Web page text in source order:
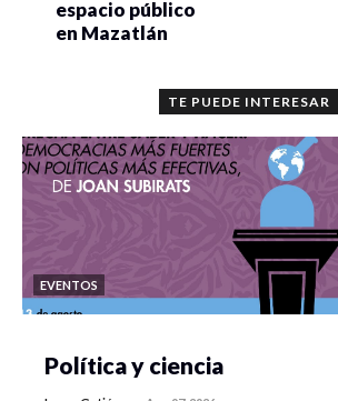
espacio público
en Mazatlán
TE PUEDE INTERESAR
EVENTOS
Política y ciencia